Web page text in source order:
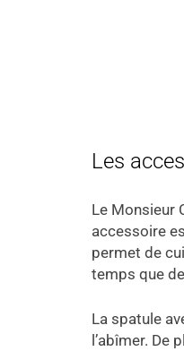
Les
Le Monsieur
accessoire
permet de
temps que
La spatule
l’abîmer. De